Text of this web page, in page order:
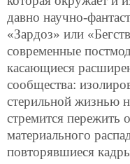
давно научно-
«Зардоз» или
современные
касающиеся
сообщества:
стерильной жизнью
стремится пережить
материального
повторявшиеся